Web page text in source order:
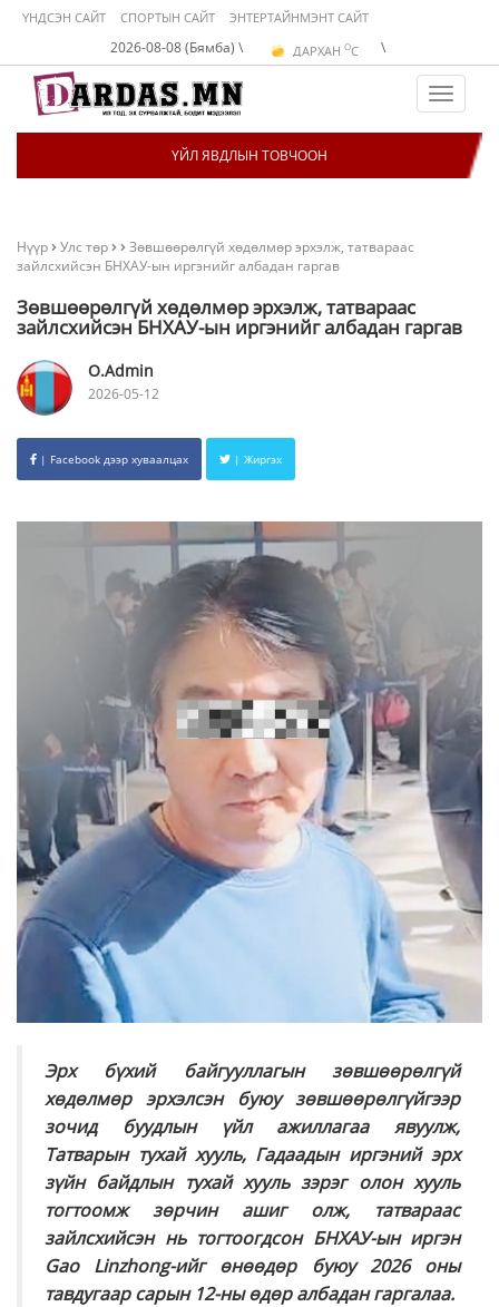
ҮНДСЭН САЙТ СПОРТЫН САЙТ ЭНТЕРТАЙНМЭНТ САЙТ
2026-08-08 (Бямба) \ ДАРХАН OC
ЭРДЭНЭТ C
\
Toggle
ҮЙЛ ЯВДЛЫН ТОВЧООН
Нүүр Улс төр
Зөвшөөрөлгүй хөдөлмөр эрхэлж, татвараас
зайлсхийсэн БНХАУ-ын иргэнийг албадан гаргав
Зөвшөөрөлгүй хөдөлмөр эрхэлж, татвараас
зайлсхийсэн БНХАУ-ын иргэнийг албадан гаргав
O.Admin
2026-05-12
| Facebook дээр хуваалцах | Жиргэх
Эрх бүхий байгууллагын зөвшөөрөлгүй
хөдөлмөр эрхэлсэн буюу зөвшөөрөлгүйгээр
зочид буудлын үйл ажиллагаа явуулж,
Татварын тухай хууль, Гадаадын иргэний эрх
зүйн байдлын тухай хууль зэрэг олон хууль
тогтоомж зөрчин ашиг олж, татвараас
зайлсхийсэн нь тогтоогдсон БНХАУ-ын иргэн
Gao Linzhong-ийг өнөөдөр буюу 2026 оны
тавдугаар сарын 12-ны өдөр албадан гаргалаа.